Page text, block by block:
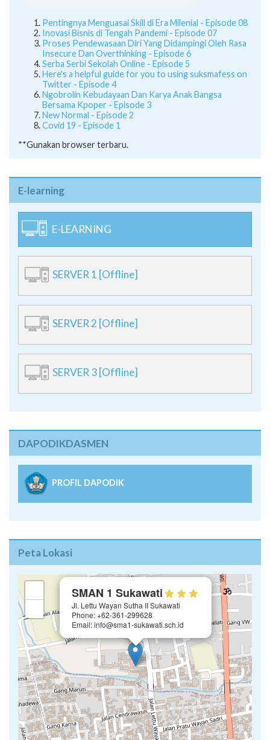
Pentingnya Menguasai Skill di Era Milenial - Episode 08
Inovasi Bisnis di Tengah Pandemi - Episode 07
Proses Pendewasaan Diri Yang Didampingi Oleh Rasa
Insecure Dan Overthinking - Episode 6
Serba Serbi Sekolah Online - Episode 5
Here's a helpful guide for you to using suksmafess on
Twitter - Episode 4
Ngobrolin Kebudayaan Dan Karya Anak Bangsa
Bersama Kpoper - Episode 3
New Normal - Episode 2
Covid 19 - Episode 1
**Gunakan browser terbaru.
E-learning
E-LEARNING
SERVER 1 [Offline]
SERVER 2 [Offline]
SERVER 3 [Offline]
DAPODIKDASMEN
PROFIL DAPODIK
Peta Lokasi
SMAN 1 Sukawati
Jl. Lettu Wayan Sutha II Sukawati
Phone: +62-361-299628
Email: info@sma1-sukawati.sch.id